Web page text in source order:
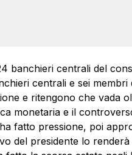
banchieri centrali del
centrali e sei membri
e ritengono che vada
monetaria e il
fatto pressione, poi
del presidente lo